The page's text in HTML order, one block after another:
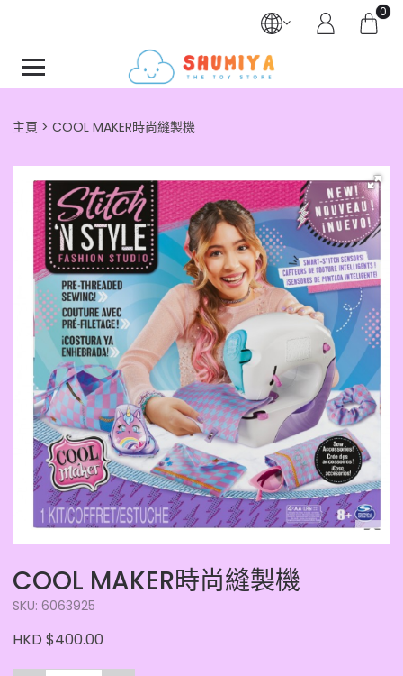
0
主頁 COOL MAKER時尚縫製機
COOL MAKER時尚縫製機
SKU: 6063925
HKD $400.00